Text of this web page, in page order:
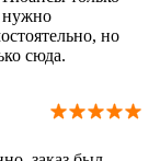
нужно
но
сюда.